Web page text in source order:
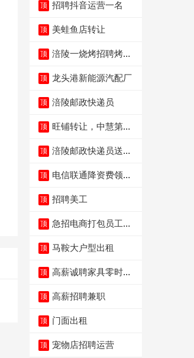
顶 招聘抖音运营一名
顶 美蛙鱼店转让
顶 涪陵一烧烤招聘烤工
顶 龙头港新能源汽配厂
顶 涪陵邮政快递员
顶 旺铺转让，中慧第一
顶 涪陵邮政快递员送货
顶 电信联通降资费领价
顶 招聘美工
顶 急招电商打包员工作
顶 马鞍大户型出租
顶 高薪诚聘家具零时促
顶 高薪招聘兼职
顶 门面出租
顶 宠物店招聘运营